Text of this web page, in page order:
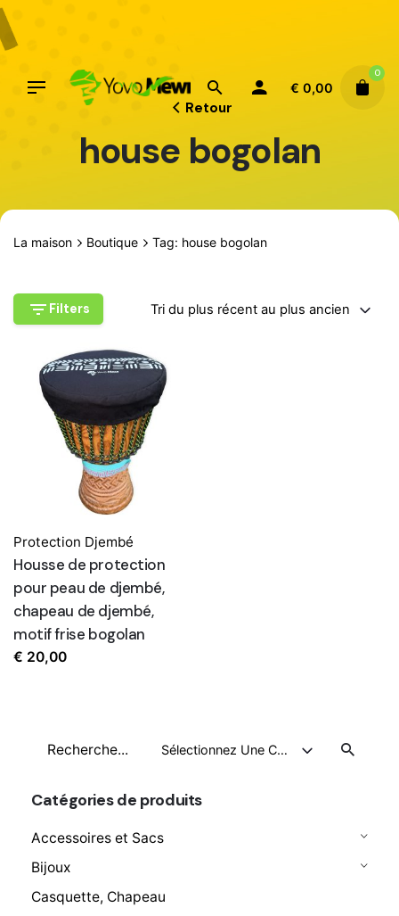
Aller
au
contenu
€ 0,00
0
Retour
house bogolan
La maison Boutique Tag: house bogolan
Filters Tri du plus récent au plus ancien
Recherche
Sélectionnez Une Catégorie
Catégories de produits
Accessoires et Sacs
Bijoux
Casquette, Chapeau
Protection Djembé
Housse de protection
pour peau de djembé,
chapeau de djembé,
motif frise bogolan
€ 20,00